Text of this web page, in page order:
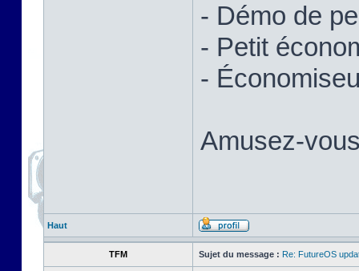
- Démo de
- Petit
-
Amusez-
Haut
TFM Sujet du message : Re: FutureOS